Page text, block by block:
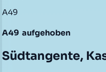
A49
A49 aufgehoben
Südtangente,